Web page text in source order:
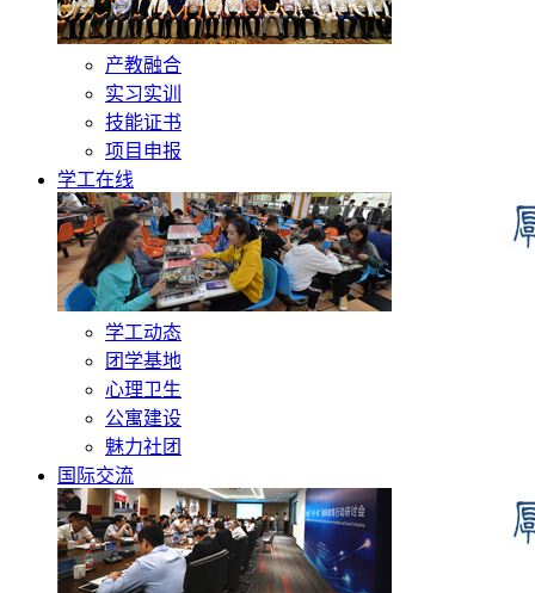
产教融合
实习实训
技能证书
项目申报
学工在线
学工动态
团学基地
心理卫生
公寓建设
魅力社团
国际交流